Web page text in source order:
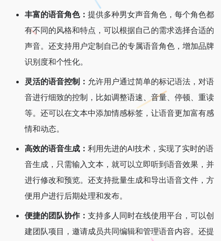
丰富的语音角色： 提供多种男女声音角色，每个角色都
有不同的风格和特点，可以根据自己的需求选择合适的
声音。还支持用户定制自己的专属语音角色，增加品牌
识别度和个性化。
灵活的语音控制： 允许用户通过简单的标记语法，对语
音进行细致的控制，比如调整语速、音量、停顿、重读
等。还可以在文本中添加情感标签，让语音更加富有感
情和动态。
高效的语音生成： 利用先进的AI技术，实现了实时的语
音生成，只需输入文本，就可以立即听到语音效果，并
进行修改和预览。还支持批量生成和导出语音文件，方
便用户进行后期处理和发布。
便捷的团队协作： 支持多人同时在线使用平台，可以创
建团队项目，邀请成员共同编辑和管理语音内容。还提